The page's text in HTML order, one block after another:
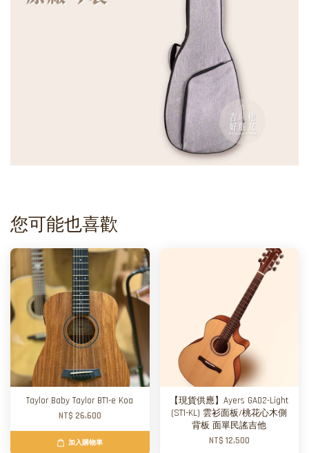
您可能也喜歡
Taylor Baby Taylor BT1-e Koa
NT$ 26,600
加入購物車
【現貨供應】Ayers GA02-Light
(ST1-KL) 雲衫面板/桃花心木側
背板 面單民謠吉他
NT$ 12,500